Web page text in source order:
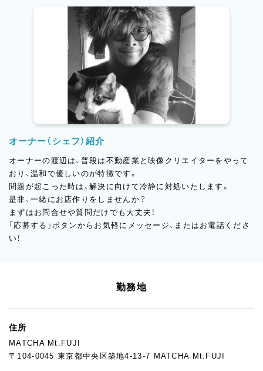
ら働けるのが、このお店の大きな魅力のひとつです。向上心があ
って、丁寧に、でも楽しく仕事をしたい人が集まっています。
オーナー（シェフ）紹介
オーナーの渡辺は、普段は不動産業と映像クリエイターをやって
おり、温和で優しいのが特徴です。
問題が起こった時は、解決に向けて冷静に対処いたします。
是非、一緒にお店作りをしませんか？
まずはお問合せや質問だけでも大丈夫！
「応募する」ボタンからお気軽にメッセージ、またはお電話くださ
い！
勤務地
住所
MATCHA Mt.FUJI
〒104-0045 東京都中央区築地4-13-7 MATCHA Mt.FUJI